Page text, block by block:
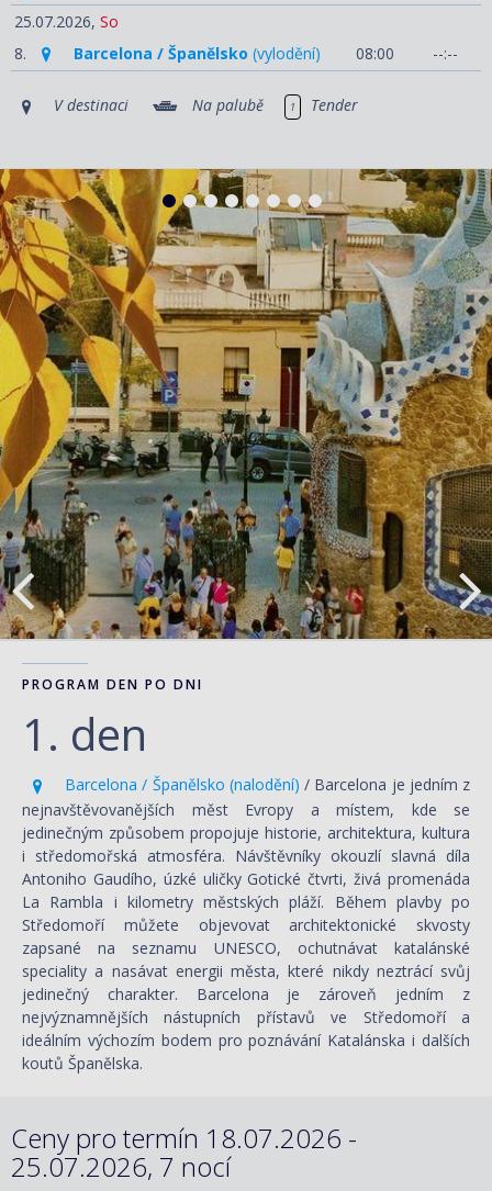
25.07.2026, So
8.
Barcelona / Španělsko (vylodění) 08:00 --:--
V destinaci Na palubě 1 Tender
PROGRAM DEN PO DNI
1. den
Barcelona / Španělsko (nalodění)/ Barcelona je jedním z
nejnavštěvovanějších měst Evropy a místem, kde se
jedinečným způsobem propojuje historie, architektura, kultura
i středomořská atmosféra. Návštěvníky okouzlí slavná díla
Antoniho Gaudího, úzké uličky Gotické čtvrti, živá promenáda
La Rambla i kilometry městských pláží. Během plavby po
Středomoří můžete objevovat architektonické skvosty
zapsané na seznamu UNESCO, ochutnávat katalánské
speciality a nasávat energii města, které nikdy neztrácí svůj
jedinečný charakter. Barcelona je zároveň jedním z
nejvýznamnějších nástupních přístavů ve Středomoří a
ideálním výchozím bodem pro poznávání Katalánska i dalších
koutů Španělska.
Ceny pro termín 18.07.2026 -
25.07.2026, 7 nocí